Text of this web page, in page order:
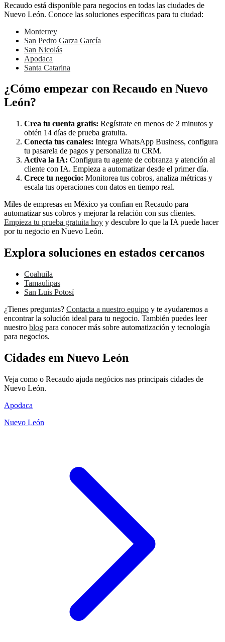
Recaudo está disponible para negocios en todas las ciudades de
Nuevo León. Conoce las soluciones específicas para tu ciudad:
Monterrey
San Pedro Garza García
San Nicolás
Apodaca
Santa Catarina
¿Cómo empezar con Recaudo en Nuevo
León?
Crea tu cuenta gratis: Regístrate en menos de 2 minutos y
obtén 14 días de prueba gratuita.
Conecta tus canales: Integra WhatsApp Business, configura
tu pasarela de pagos y personaliza tu CRM.
Activa la IA: Configura tu agente de cobranza y atención al
cliente con IA. Empieza a automatizar desde el primer día.
Crece tu negocio: Monitorea tus cobros, analiza métricas y
escala tus operaciones con datos en tiempo real.
Miles de empresas en México ya confían en Recaudo para
automatizar sus cobros y mejorar la relación con sus clientes.
Empieza tu prueba gratuita hoy y descubre lo que la IA puede hacer
por tu negocio en Nuevo León.
Explora soluciones en estados cercanos
Coahuila
Tamaulipas
San Luis Potosí
¿Tienes preguntas? Contacta a nuestro equipo y te ayudaremos a
encontrar la solución ideal para tu negocio. También puedes leer
nuestro blog para conocer más sobre automatización y tecnología
para negocios.
Cidades em Nuevo León
Veja como o Recaudo ajuda negócios nas principais cidades de
Nuevo León.
Apodaca
Nuevo León